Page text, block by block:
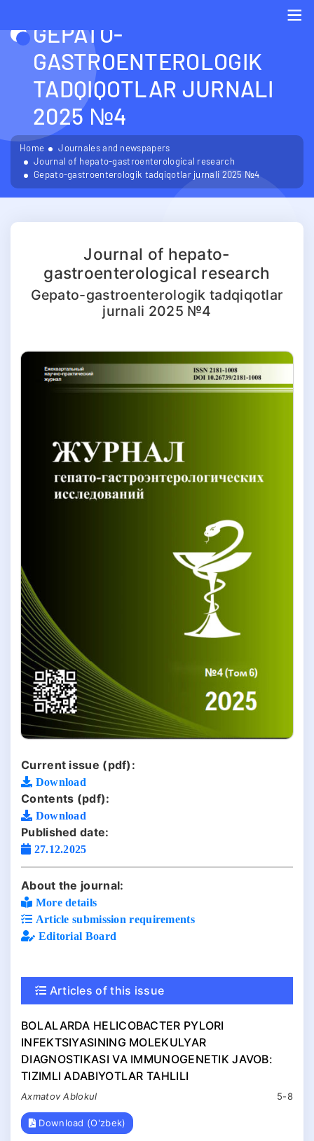
GEPATO-
GASTROENTEROLOGIK
TADQIQOTLAR JURNALI
2025 №4
Home
Journales and newspapers
Journal of hepato-gastroenterological research
Gepato-gastroenterologik tadqiqotlar jurnali 2025 №4
Journal of hepato-
gastroenterological research
Gepato-gastroenterologik tadqiqotlar
jurnali 2025 №4
Current issue (pdf):
Download
Contents (pdf):
Download
Published date:
27.12.2025
About the journal:
More details
Article submission requirements
Editorial Board
Articles of this issue
BOLALARDA HELICOBACTER PYLORI
INFEKTSIYASINING MOLEKULYAR
DIAGNOSTIKASI VA IMMUNOGENETIK JAVOB:
TIZIMLI ADABIYOTLAR TAHLILI
5-8
Ахmatov Ablokul
Download (O'zbek)